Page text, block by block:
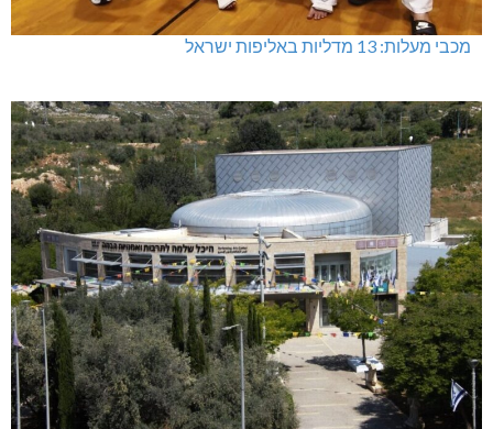
מכבי מעלות: 13 מדליות באליפות ישראל